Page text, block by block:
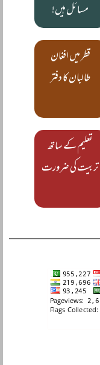
مسائل ہیں!
قطر میں افغان
طالبان کا دفتر
تعلیم کے ساتھ
تربیت کی ضرورت